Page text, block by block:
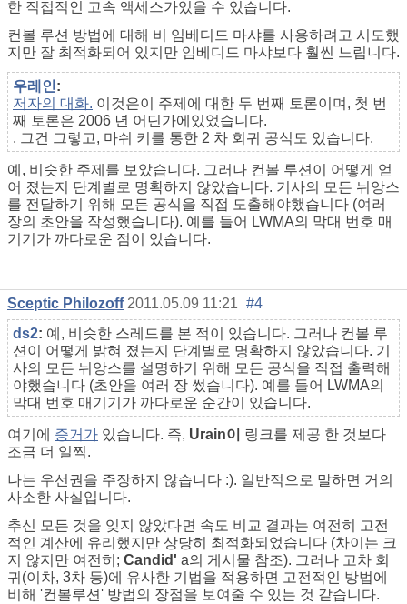
한 직접적인 고속 액세스가있을 수 있습니다.
컨볼 루션 방법에 대해 비 임베디드 마샤를 사용하려고 시도했
지만 잘 최적화되어 있지만 임베디드 마샤보다 훨씬 느립니다.
우레인:
저자의 대화. 이것은이 주제에 대한 두 번째 토론이며, 첫 번
째 토론은 2006 년 어딘가에있었습니다.
. 그건 그렇고, 마쉬 키를 통한 2 차 회귀 공식도 있습니다.
예, 비슷한 주제를 보았습니다. 그러나 컨볼 루션이 어떻게 얻
어 졌는지 단계별로 명확하지 않았습니다. 기사의 모든 뉘앙스
를 전달하기 위해 모든 공식을 직접 도출해야했습니다 (여러
장의 초안을 작성했습니다). 예를 들어 LWMA의 막대 번호 매
기기가 까다로운 점이 있습니다.
Sceptic Philozoff 2011.05.09 11:21 #4
ds2: 예, 비슷한 스레드를 본 적이 있습니다. 그러나 컨볼 루
션이 어떻게 밝혀 졌는지 단계별로 명확하지 않았습니다. 기
사의 모든 뉘앙스를 설명하기 위해 모든 공식을 직접 출력해
야했습니다 (초안을 여러 장 썼습니다). 예를 들어 LWMA의
막대 번호 매기기가 까다로운 순간이 있습니다.
여기에 증거가 있습니다. 즉, Urain이 링크를 제공 한 것보다
조금 더 일찍.
나는 우선권을 주장하지 않습니다 :). 일반적으로 말하면 거의
사소한 사실입니다.
추신 모든 것을 잊지 않았다면 속도 비교 결과는 여전히 고전
적인 계산에 유리했지만 상당히 최적화되었습니다 (차이는 크
지 않지만 여전히; Candid' a의 게시물 참조). 그러나 고차 회
귀(이차, 3차 등)에 유사한 기법을 적용하면 고전적인 방법에
비해 '컨볼루션' 방법의 장점을 보여줄 수 있는 것 같습니다.